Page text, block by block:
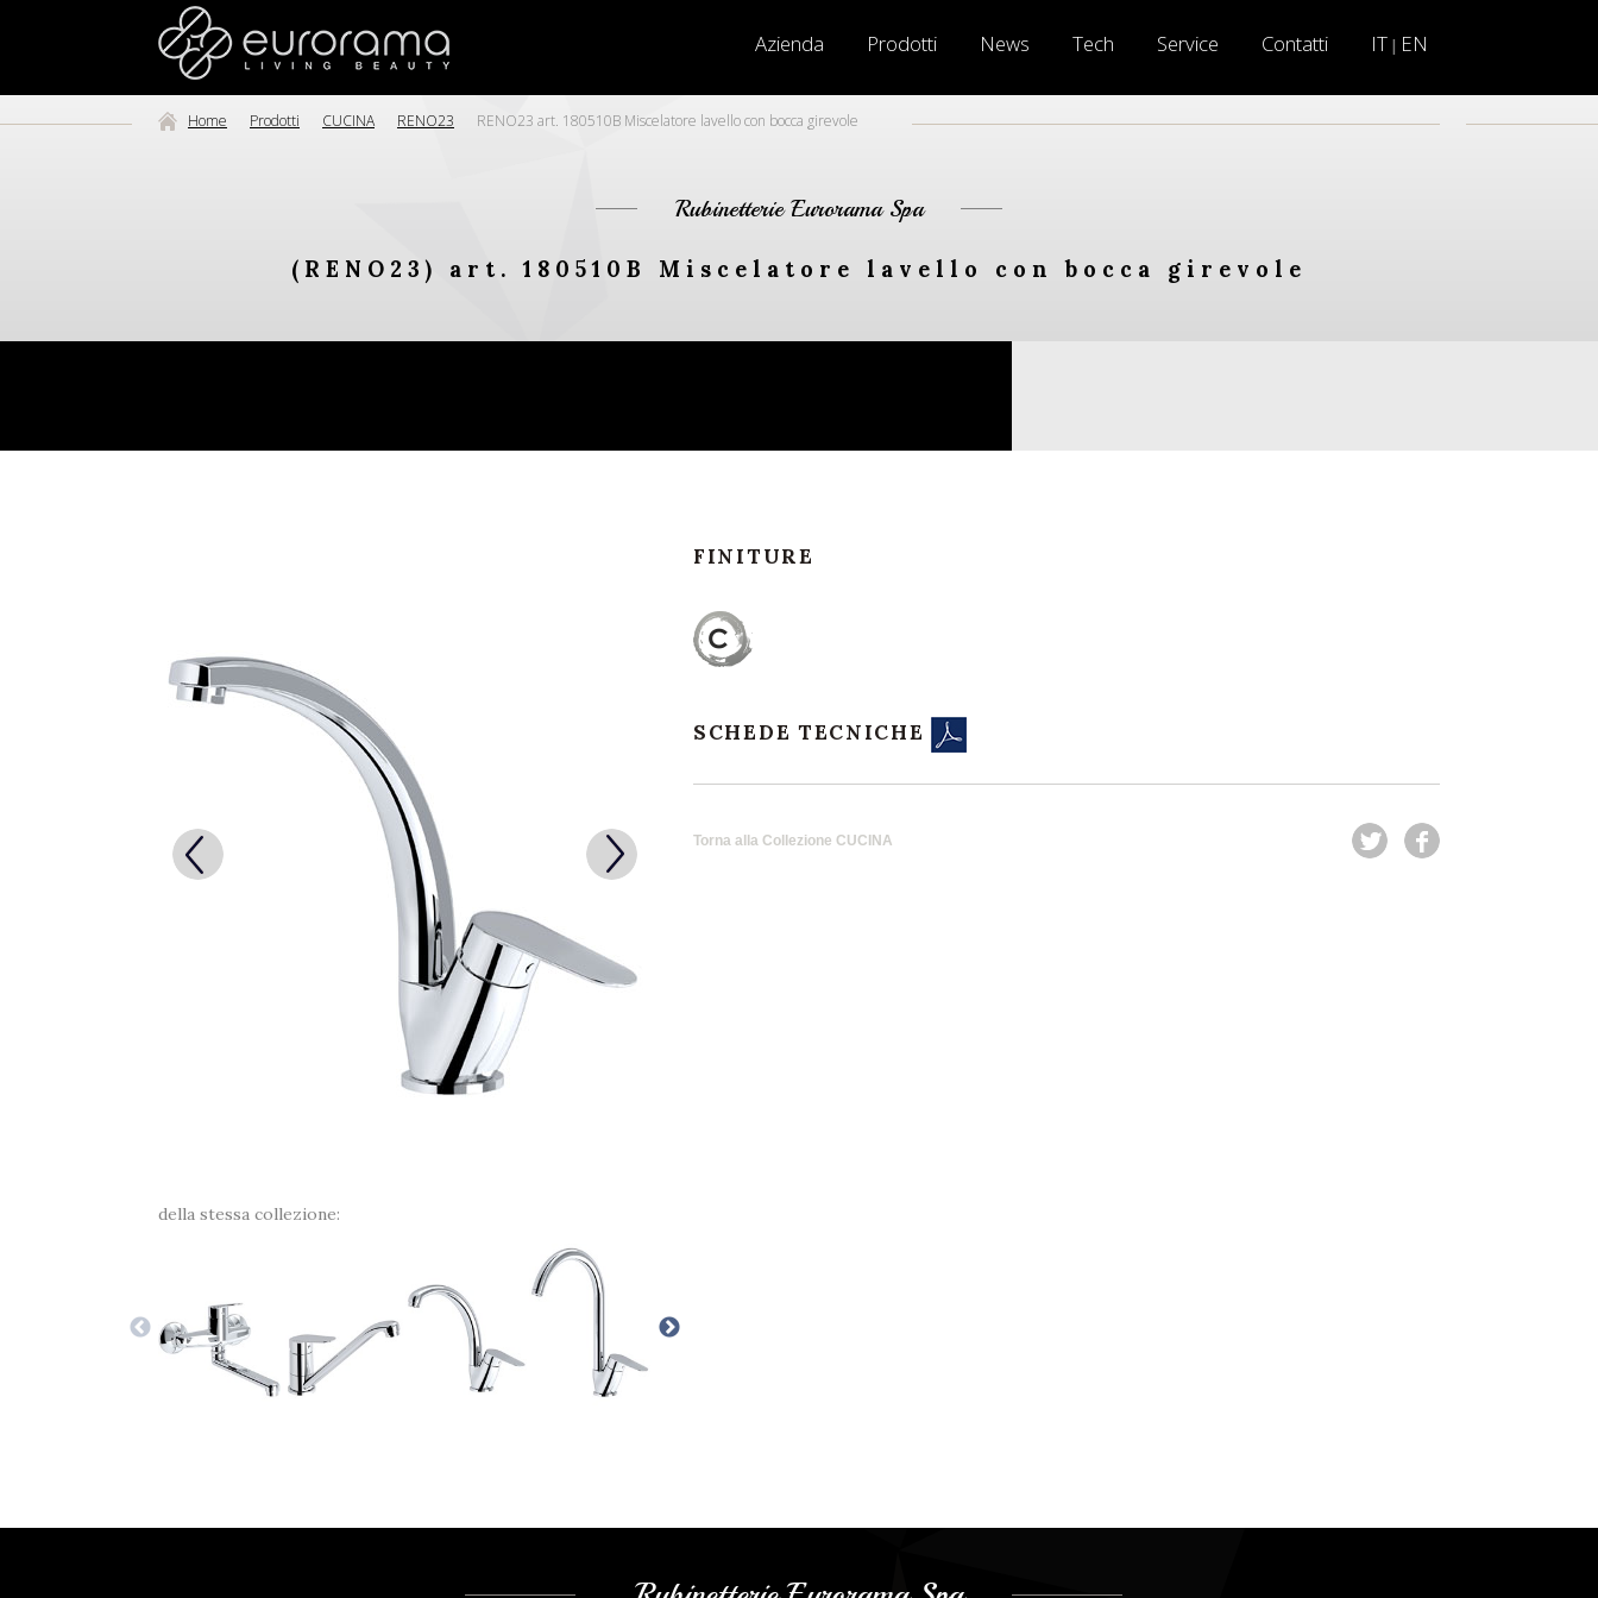
Azienda Prodotti News Tech Service Contatti IT | EN
Home Prodotti CUCINA RENO23 RENO23 art. 180510B Miscelatore lavello con bocca girevole
Rubinetterie Eurorama Spa
(RENO23) art. 180510B Miscelatore lavello con bocca girevole
della stessa collezione:
FINITURE
SCHEDE TECNICHE
Torna alla Collezione CUCINA